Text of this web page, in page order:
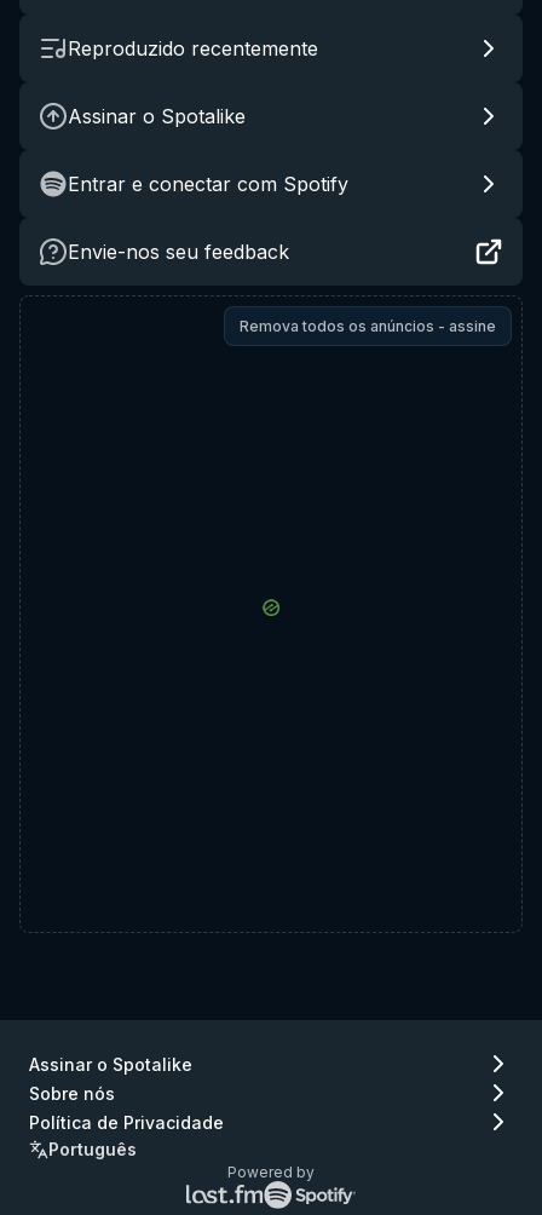
Reproduzido recentemente
Assinar o Spotalike
Entrar e conectar com Spotify
Envie-nos seu feedback
Remova todos os anúncios - assine
Assinar o Spotalike
Sobre nós
Política de Privacidade
Português
Powered by
Logo